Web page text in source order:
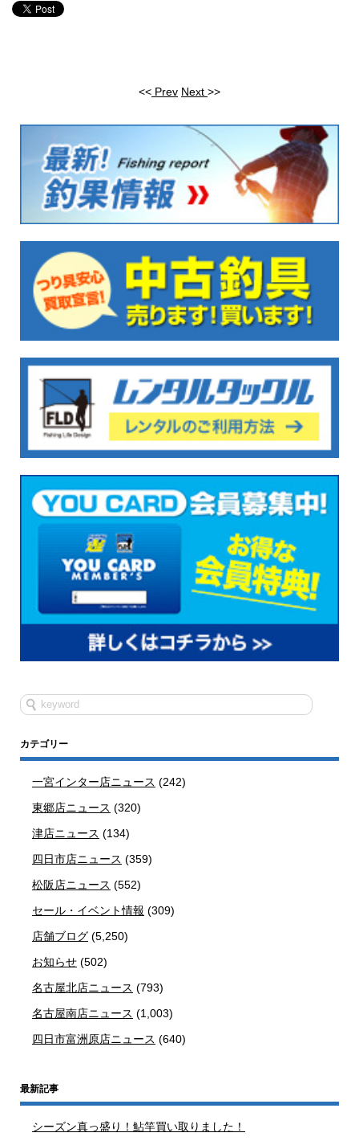
<< Prev Next >>
カテゴリー
一宮インター店ニュース (242)
東郷店ニュース (320)
津店ニュース (134)
四日市店ニュース (359)
松阪店ニュース (552)
セール・イベント情報 (309)
店舗ブログ (5,250)
お知らせ (502)
名古屋北店ニュース (793)
名古屋南店ニュース (1,003)
四日市富洲原店ニュース (640)
最新記事
シーズン真っ盛り！鮎竿買い取りました！